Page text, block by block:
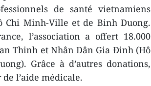
de santé vietnamiens
Chi Minh-Ville et de Binh Duong.
l’association a offert 18.000
Thinh et Nhân Dân Gia Đinh (Hô
Grâce à d’autres donations,
l’aide médicale.